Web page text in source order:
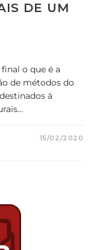
DE UM
o que é a
de métodos do
á
15/02/2020